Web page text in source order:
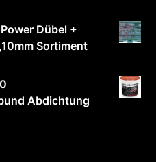
Dübel +
Sortiment
Abdichtung